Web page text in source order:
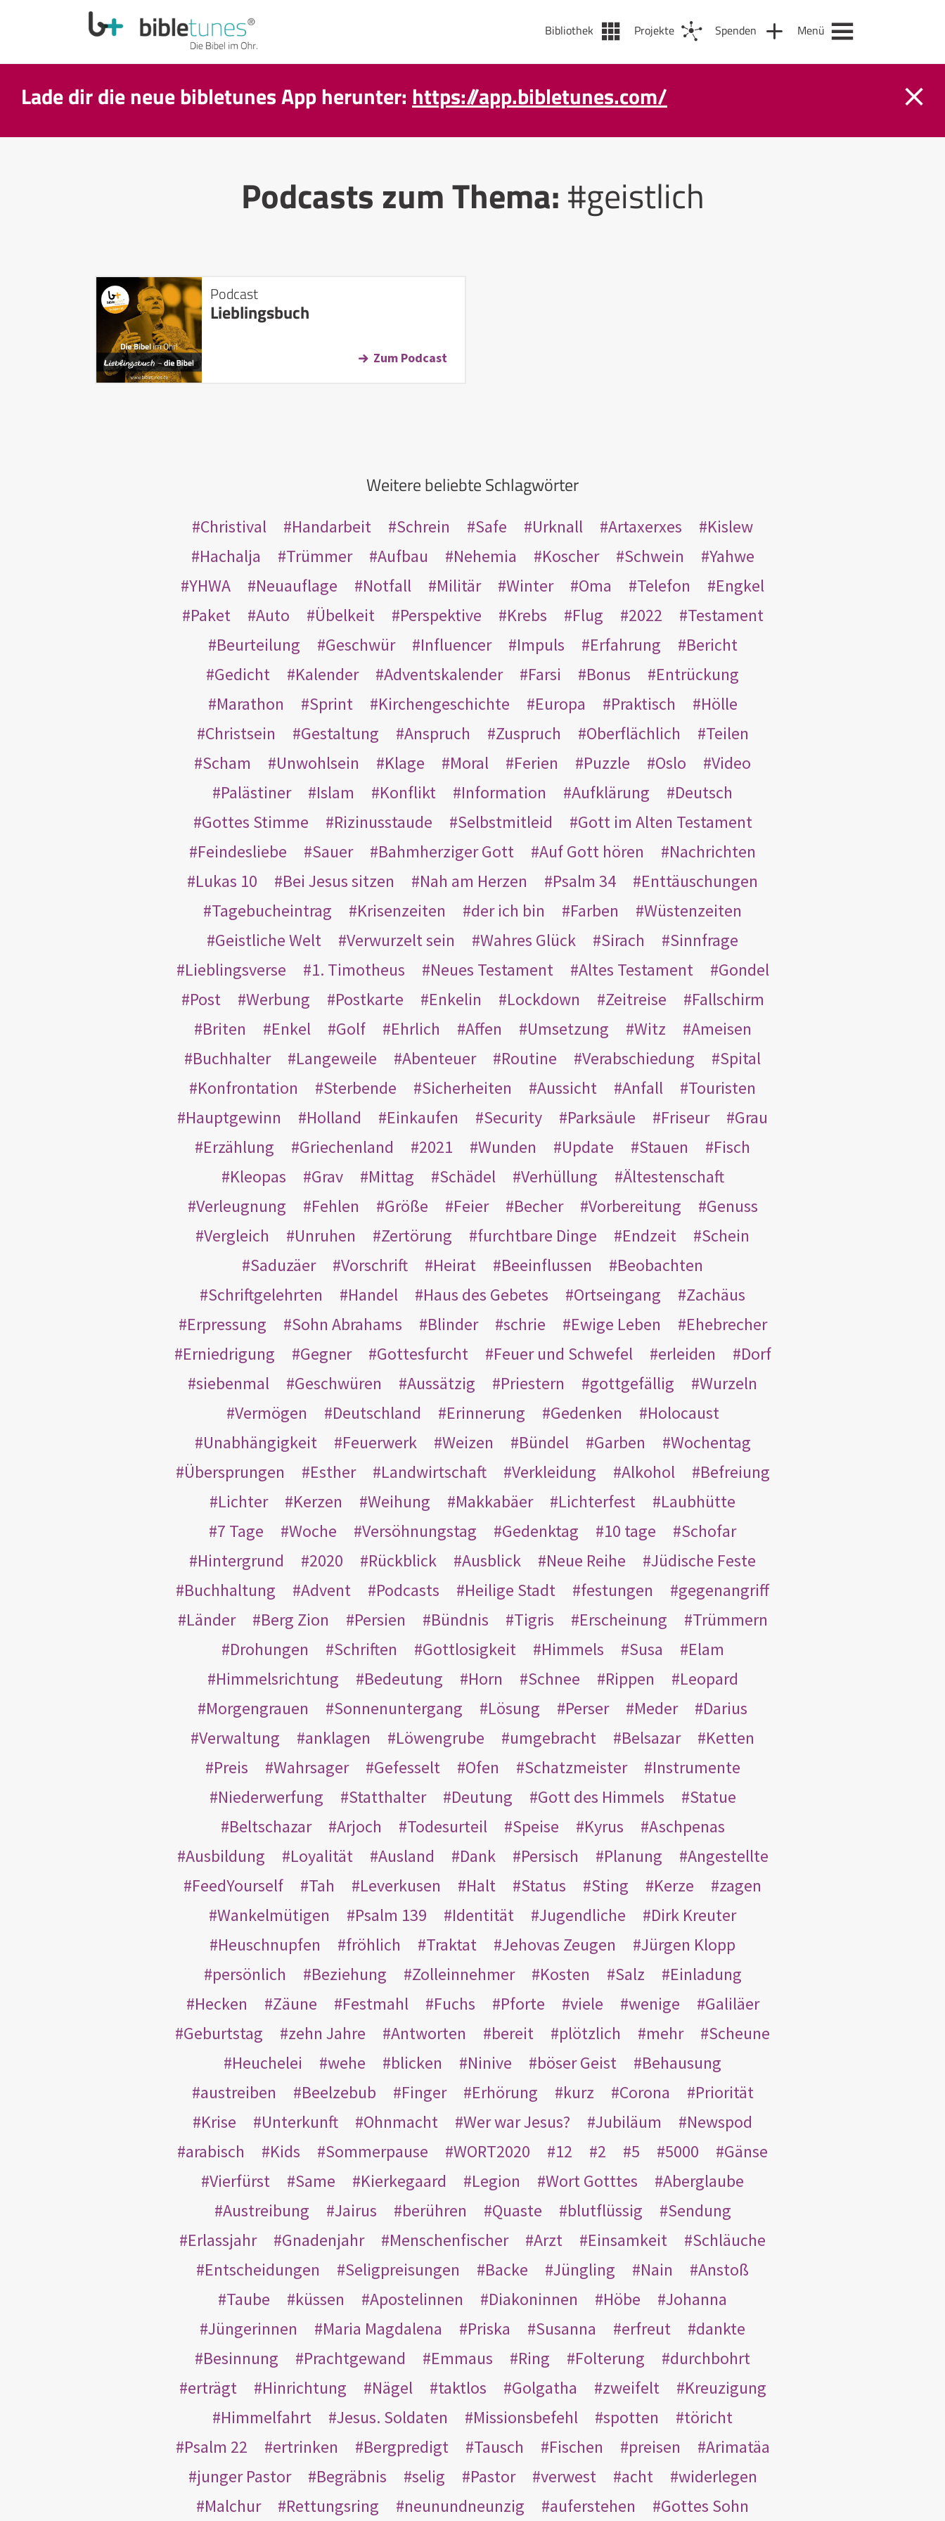
Bibliothek Projekte Spenden Menü
Lade dir die neue bibletunes App herunter: https://app.bibletunes.com/
Podcasts zum Thema:#geistlich
Podcast
Lieblingsbuch
Zum Podcast
Weitere beliebte Schlagwörter
Christival Handarbeit Schrein Safe Urknall Artaxerxes
Kislew
Hachalja
Trümmer Aufbau Nehemia Koscher Schwein
Yahwe
YHWA
Neuauflage Notfall Militär Winter Oma Telefon
Engkel
Paket
Auto Übelkeit Perspektive Krebs Flug 2022
Testament
Beurteilung
Geschwür Influencer Impuls Erfahrung
Bericht
Gedicht
Kalender Adventskalender Farsi Bonus
Entrückung
Marathon
Sprint Kirchengeschichte Europa Praktisch
Hölle
Christsein
Gestaltung Anspruch Zuspruch Oberflächlich
Teilen
Scham
Unwohlsein Klage Moral Ferien Puzzle Oslo
Video
Palästiner
Islam Konflikt Information Aufklärung
Deutsch
Gottes Stimme
Rizinusstaude Selbstmitleid
Gott im Alten Testament
Feindesliebe
Sauer Bahmherziger Gott Auf Gott hören
Nachrichten
Lukas 10
Bei Jesus sitzen Nah am Herzen Psalm 34
Enttäuschungen
Tagebucheintrag
Krisenzeiten der ich bin Farben
Wüstenzeiten
Geistliche Welt
Verwurzelt sein Wahres Glück Sirach
Sinnfrage
Lieblingsverse
1. Timotheus Neues Testament Altes Testament
Gondel
Post
Werbung Postkarte Enkelin Lockdown Zeitreise
Fallschirm
Briten
Enkel Golf Ehrlich Affen Umsetzung Witz
Ameisen
Buchhalter
Langeweile Abenteuer Routine Verabschiedung
Spital
Konfrontation
Sterbende Sicherheiten Aussicht Anfall
Touristen
Hauptgewinn
Holland Einkaufen Security Parksäule Friseur
Grau
Erzählung
Griechenland 2021 Wunden Update Stauen
Fisch
Kleopas
Grav Mittag Schädel Verhüllung
Ältestenschaft
Verleugnung
Fehlen Größe Feier Becher Vorbereitung
Genuss
Vergleich
Unruhen Zertörung furchtbare Dinge Endzeit
Schein
Saduzäer
Vorschrift Heirat Beeinflussen
Beobachten
Schriftgelehrten
Handel Haus des Gebetes Ortseingang
Zachäus
Erpressung
Sohn Abrahams Blinder schrie Ewige Leben
Ehebrecher
Erniedrigung
Gegner Gottesfurcht Feuer und Schwefel erleiden
Dorf
siebenmal
Geschwüren Aussätzig Priestern gottgefällig
Wurzeln
Vermögen
Deutschland Erinnerung Gedenken
Holocaust
Unabhängigkeit
Feuerwerk Weizen Bündel Garben
Wochentag
Übersprungen
Esther Landwirtschaft Verkleidung Alkohol
Befreiung
Lichter
Kerzen Weihung Makkabäer Lichterfest
Laubhütte
7 Tage
Woche Versöhnungstag Gedenktag 10 tage
Schofar
Hintergrund
2020 Rückblick Ausblick Neue Reihe
Jüdische Feste
Buchhaltung
Advent Podcasts Heilige Stadt festungen
gegenangriff
Länder
Berg Zion Persien Bündnis Tigris Erscheinung
Trümmern
Drohungen
Schriften Gottlosigkeit Himmels Susa
Elam
Himmelsrichtung
Bedeutung Horn Schnee Rippen
Leopard
Morgengrauen
Sonnenuntergang Lösung Perser Meder
Darius
Verwaltung
anklagen Löwengrube umgebracht Belsazar
Ketten
Preis
Wahrsager Gefesselt Ofen Schatzmeister
Instrumente
Niederwerfung
Statthalter Deutung Gott des Himmels
Statue
Beltschazar
Arjoch Todesurteil Speise Kyrus
Aschpenas
Ausbildung
Loyalität Ausland Dank Persisch Planung
Angestellte
FeedYourself
Tah Leverkusen Halt Status Sting Kerze
zagen
Wankelmütigen
Psalm 139 Identität Jugendliche
Dirk Kreuter
Heuschnupfen
fröhlich Traktat Jehovas Zeugen
Jürgen Klopp
persönlich
Beziehung Zolleinnehmer Kosten Salz
Einladung
Hecken
Zäune Festmahl Fuchs Pforte viele wenige
Galiläer
Geburtstag
zehn Jahre Antworten bereit plötzlich mehr
Scheune
Heuchelei
wehe blicken Ninive böser Geist
Behausung
austreiben
Beelzebub Finger Erhörung kurz Corona
Priorität
Krise
Unterkunft Ohnmacht Wer war Jesus? Jubiläum
Newspod
arabisch
Kids Sommerpause WORT2020 12 2 5 5000
Gänse
Vierfürst
Same Kierkegaard Legion Wort Gotttes
Aberglaube
Austreibung
Jairus berühren Quaste blutflüssig
Sendung
Erlassjahr
Gnadenjahr Menschenfischer Arzt Einsamkeit
Schläuche
Entscheidungen
Seligpreisungen Backe Jüngling Nain
Anstoß
Taube
küssen Apostelinnen Diakoninnen Höbe
Johanna
Jüngerinnen
Maria Magdalena Priska Susanna erfreut
dankte
Besinnung
Prachtgewand Emmaus Ring Folterung
durchbohrt
erträgt
Hinrichtung Nägel taktlos Golgatha zweifelt
Kreuzigung
Himmelfahrt
Jesus. Soldaten Missionsbefehl spotten
töricht
Psalm 22
ertrinken Bergpredigt Tausch Fischen preisen
Arimatäa
junger Pastor
Begräbnis selig Pastor verwest acht
widerlegen
Malchur
Rettungsring neunundneunzig auferstehen Gottes Sohn